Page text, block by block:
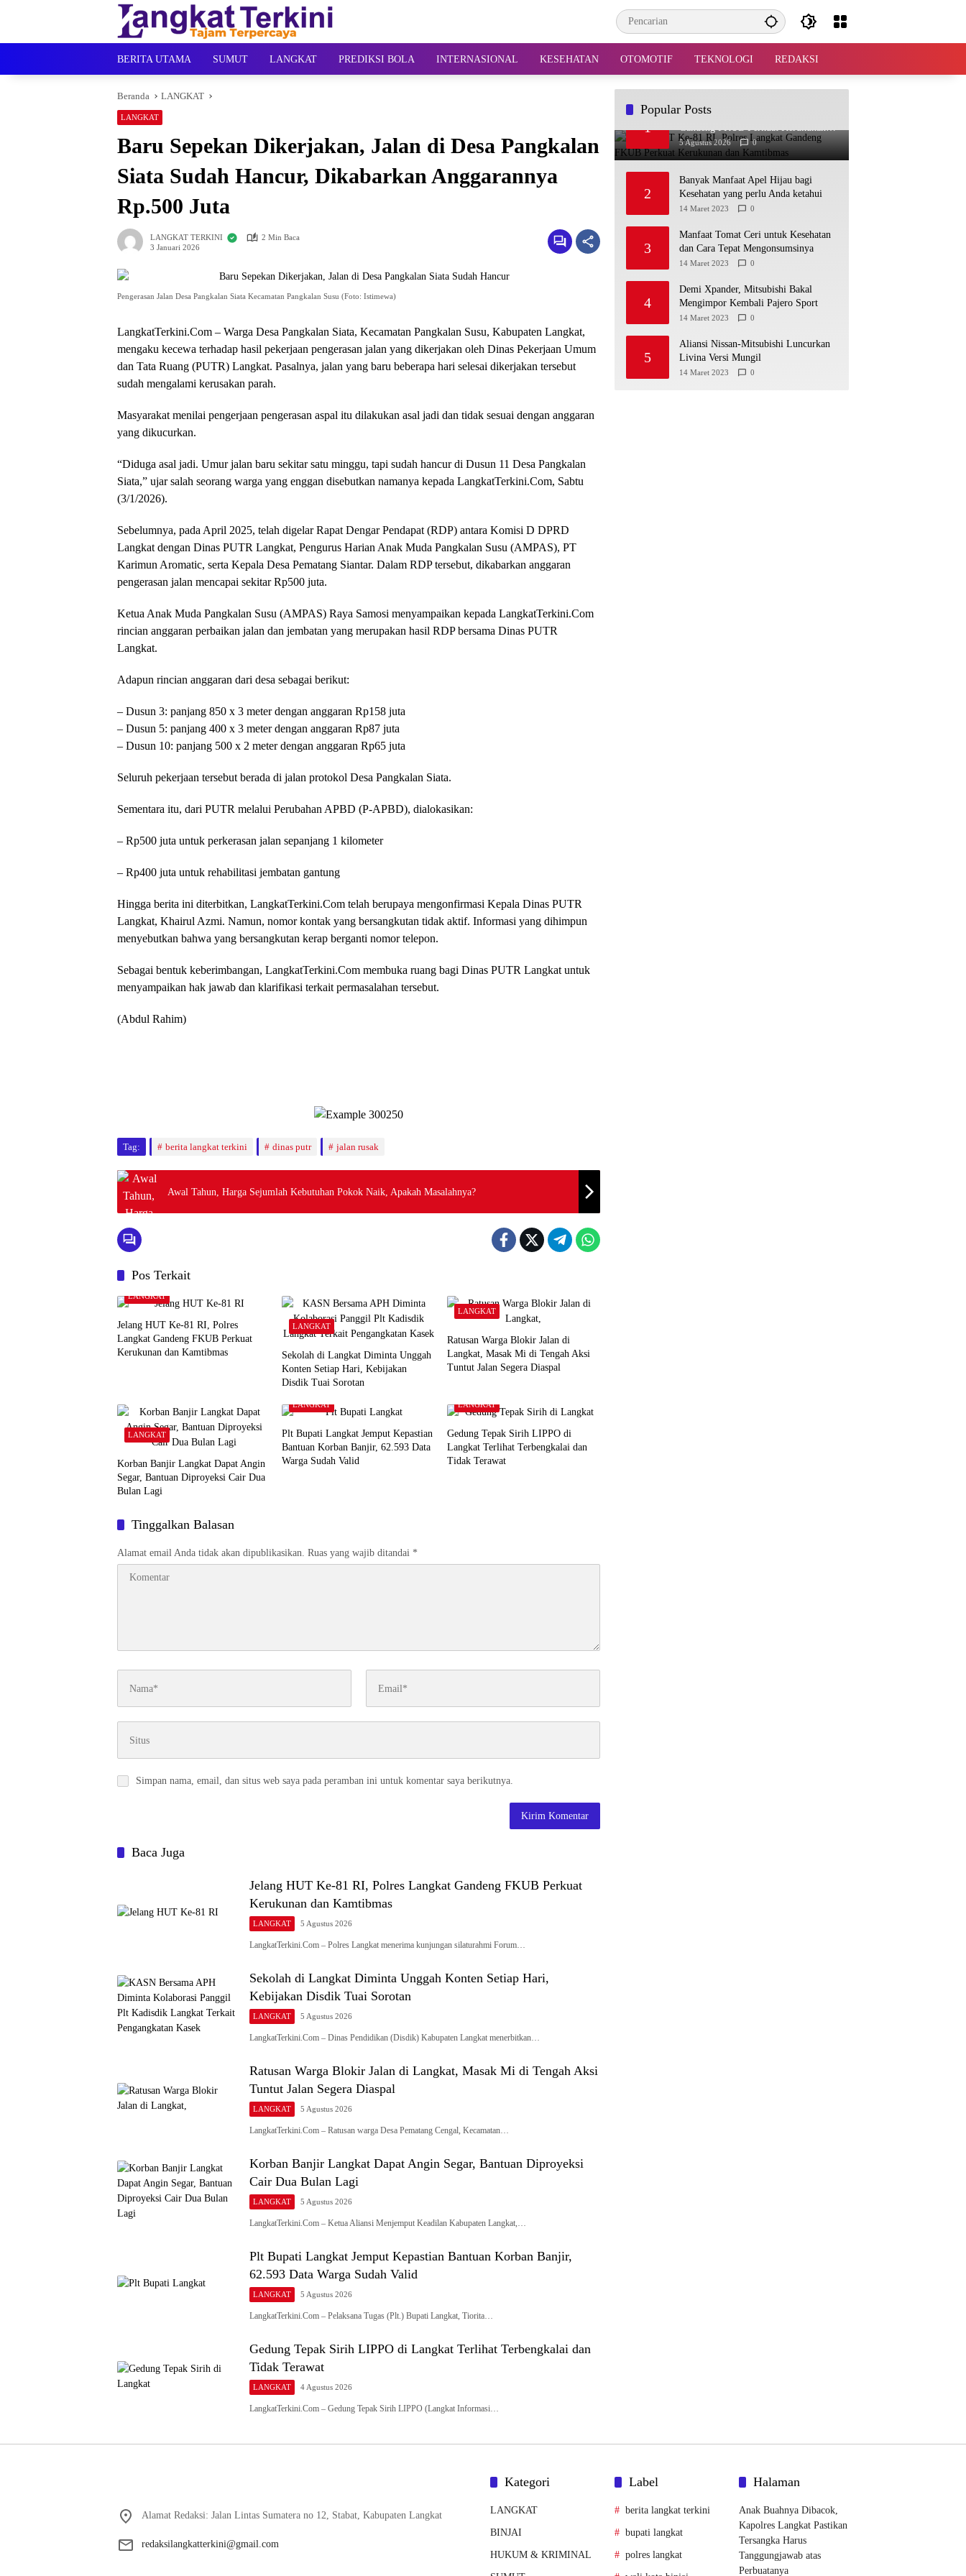
BERITA UTAMA SUMUT LANGKAT PREDIKSI BOLA INTERNASIONAL KESEHATAN OTOMOTIF TEKNOLOGI REDAKSI
Beranda LANGKAT
LANGKAT
Baru Sepekan Dikerjakan, Jalan di Desa Pangkalan
Siata Sudah Hancur, Dikabarkan Anggarannya
Rp.500 Juta
LANGKAT TERKINI
2 Min Baca
3 Januari 2026
Pengerasan Jalan Desa Pangkalan Siata Kecamatan Pangkalan Susu (Foto: Istimewa)
LangkatTerkini.Com – Warga Desa Pangkalan Siata, Kecamatan Pangkalan Susu, Kabupaten Langkat,
mengaku kecewa terhadap hasil pekerjaan pengerasan jalan yang dikerjakan oleh Dinas Pekerjaan Umum
dan Tata Ruang (PUTR) Langkat. Pasalnya, jalan yang baru beberapa hari selesai dikerjakan tersebut
sudah mengalami kerusakan parah.
Masyarakat menilai pengerjaan pengerasan aspal itu dilakukan asal jadi dan tidak sesuai dengan anggaran
yang dikucurkan.
“Diduga asal jadi. Umur jalan baru sekitar satu minggu, tapi sudah hancur di Dusun 11 Desa Pangkalan
Siata,” ujar salah seorang warga yang enggan disebutkan namanya kepada LangkatTerkini.Com, Sabtu
(3/1/2026).
Sebelumnya, pada April 2025, telah digelar Rapat Dengar Pendapat (RDP) antara Komisi D DPRD
Langkat dengan Dinas PUTR Langkat, Pengurus Harian Anak Muda Pangkalan Susu (AMPAS), PT
Karimun Aromatic, serta Kepala Desa Pematang Siantar. Dalam RDP tersebut, dikabarkan anggaran
pengerasan jalan mencapai sekitar Rp500 juta.
Ketua Anak Muda Pangkalan Susu (AMPAS) Raya Samosi menyampaikan kepada LangkatTerkini.Com
rincian anggaran perbaikan jalan dan jembatan yang merupakan hasil RDP bersama Dinas PUTR
Langkat.
Adapun rincian anggaran dari desa sebagai berikut:
– Dusun 3: panjang 850 x 3 meter dengan anggaran Rp158 juta
– Dusun 5: panjang 400 x 3 meter dengan anggaran Rp87 juta
– Dusun 10: panjang 500 x 2 meter dengan anggaran Rp65 juta
Seluruh pekerjaan tersebut berada di jalan protokol Desa Pangkalan Siata.
Sementara itu, dari PUTR melalui Perubahan APBD (P-APBD), dialokasikan:
– Rp500 juta untuk perkerasan jalan sepanjang 1 kilometer
– Rp400 juta untuk rehabilitasi jembatan gantung
Hingga berita ini diterbitkan, LangkatTerkini.Com telah berupaya mengonfirmasi Kepala Dinas PUTR
Langkat, Khairul Azmi. Namun, nomor kontak yang bersangkutan tidak aktif. Informasi yang dihimpun
menyebutkan bahwa yang bersangkutan kerap berganti nomor telepon.
Sebagai bentuk keberimbangan, LangkatTerkini.Com membuka ruang bagi Dinas PUTR Langkat untuk
menyampaikan hak jawab dan klarifikasi terkait permasalahan tersebut.
(Abdul Rahim)
Tag: berita langkat terkini dinas putr jalan rusak
Awal Tahun, Harga Sejumlah Kebutuhan Pokok Naik, Apakah Masalahnya?
Pos Terkait
LANGKAT
Jelang HUT Ke-81 RI, Polres
Langkat Gandeng FKUB Perkuat
Kerukunan dan Kamtibmas
LANGKAT
Sekolah di Langkat Diminta Unggah
Konten Setiap Hari, Kebijakan
Disdik Tuai Sorotan
LANGKAT
Ratusan Warga Blokir Jalan di
Langkat, Masak Mi di Tengah Aksi
Tuntut Jalan Segera Diaspal
LANGKAT
Korban Banjir Langkat Dapat Angin
Segar, Bantuan Diproyeksi Cair Dua
Bulan Lagi
LANGKAT
Plt Bupati Langkat Jemput Kepastian
Bantuan Korban Banjir, 62.593 Data
Warga Sudah Valid
LANGKAT
Gedung Tepak Sirih LIPPO di
Langkat Terlihat Terbengkalai dan
Tidak Terawat
Tinggalkan Balasan
Alamat email Anda tidak akan dipublikasikan. Ruas yang wajib ditandai *
Simpan nama, email, dan situs web saya pada peramban ini untuk komentar saya berikutnya.
Baca Juga
Jelang HUT Ke-81 RI, Polres Langkat Gandeng FKUB Perkuat
Kerukunan dan Kamtibmas
LANGKAT 5 Agustus 2026
LangkatTerkini.Com – Polres Langkat menerima kunjungan silaturahmi Forum…
Sekolah di Langkat Diminta Unggah Konten Setiap Hari,
Kebijakan Disdik Tuai Sorotan
LANGKAT 5 Agustus 2026
LangkatTerkini.Com – Dinas Pendidikan (Disdik) Kabupaten Langkat menerbitkan…
Ratusan Warga Blokir Jalan di Langkat, Masak Mi di Tengah Aksi
Tuntut Jalan Segera Diaspal
LANGKAT 5 Agustus 2026
LangkatTerkini.Com – Ratusan warga Desa Pematang Cengal, Kecamatan…
Korban Banjir Langkat Dapat Angin Segar, Bantuan Diproyeksi
Cair Dua Bulan Lagi
LANGKAT 5 Agustus 2026
LangkatTerkini.Com – Ketua Aliansi Menjemput Keadilan Kabupaten Langkat,…
Plt Bupati Langkat Jemput Kepastian Bantuan Korban Banjir,
62.593 Data Warga Sudah Valid
LANGKAT 5 Agustus 2026
LangkatTerkini.Com – Pelaksana Tugas (Plt.) Bupati Langkat, Tiorita…
Gedung Tepak Sirih LIPPO di Langkat Terlihat Terbengkalai dan
Tidak Terawat
LANGKAT 4 Agustus 2026
LangkatTerkini.Com – Gedung Tepak Sirih LIPPO (Langkat Informasi…
Popular Posts
1
Jelang HUT Ke-81 RI, Polres Langkat
Gandeng FKUB Perkuat Kerukunan
dan Kamtibmas
5 Agustus 2026 0
2
Banyak Manfaat Apel Hijau bagi
Kesehatan yang perlu Anda ketahui
14 Maret 2023 0
3
Manfaat Tomat Ceri untuk Kesehatan
dan Cara Tepat Mengonsumsinya
14 Maret 2023 0
4
Demi Xpander, Mitsubishi Bakal
Mengimpor Kembali Pajero Sport
14 Maret 2023 0
5
Aliansi Nissan-Mitsubishi Luncurkan
Livina Versi Mungil
14 Maret 2023 0
Alamat Redaksi: Jalan Lintas Sumatera no 12, Stabat, Kabupaten Langkat
redaksilangkatterkini@gmail.com
Kategori
LANGKAT
BINJAI
HUKUM & KRIMINAL
Label
berita langkat terkini
bupati langkat
polres langkat
Halaman
Anak Buahnya Dibacok,
Kapolres Langkat Pastikan
Tersangka Harus
Tanggungjawab atas
Perbuatanya